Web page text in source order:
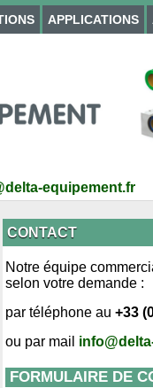
APPLICATIONS
equipement.fr
CONTACT
Notre équipe
selon votre demande :
par téléphone au +33
ou par mail
FORMULAIRE DE